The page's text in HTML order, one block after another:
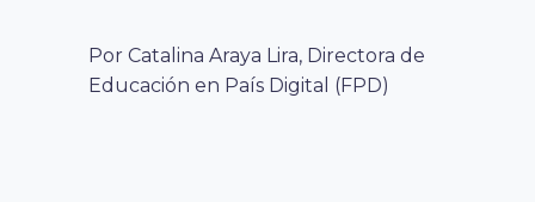
Por Catalina Araya Lira, Directora de
Educación en País Digital (FPD)